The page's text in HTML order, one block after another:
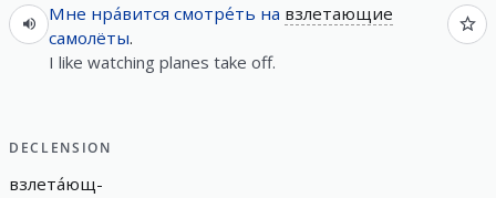
Мне нра́вится смотре́ть на взлетающие
самолёты.
I like watching planes take off.
DECLENSION
взлета́ющ-